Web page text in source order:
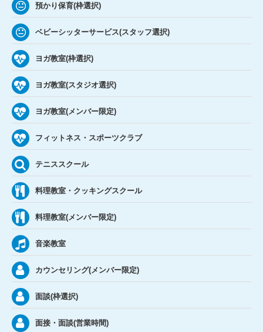
預かり保育(枠選択)
ベビーシッターサービス(スタッフ選択)
ヨガ教室(枠選択)
ヨガ教室(スタジオ選択)
ヨガ教室(メンバー限定)
フィットネス・スポーツクラブ
テニススクール
料理教室・クッキングスクール
料理教室(メンバー限定)
音楽教室
カウンセリング(メンバー限定)
面談(枠選択)
面接・面談(営業時間)